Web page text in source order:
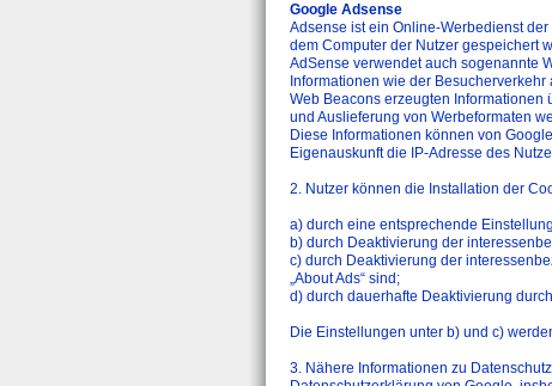
Google Adsense
Adsense ist ein Online-Werbedienst
dem Computer der Nutzer gespeichert
AdSense verwendet auch sogenannte
Informationen wie der
Web Beacons erzeugten
und Auslieferung von Werbeformaten
Diese Informationen können von
Eigenauskunft die IP-Adresse des
2. Nutzer können die Installation der
a) durch eine entsprechende
b) durch Deaktivierung der
c) durch Deaktivierung der
„About Ads“ sind;
d) durch dauerhafte Deaktivierung
Die Einstellungen unter b) und c)
3. Nähere Informationen zu